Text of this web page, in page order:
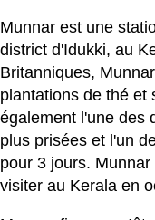
Munnar est une
district d'Idukki, au
Britanniques,
plantations de thé et
également l'une des
plus prisées et l'un
pour 3 jours.
visiter au Kerala en